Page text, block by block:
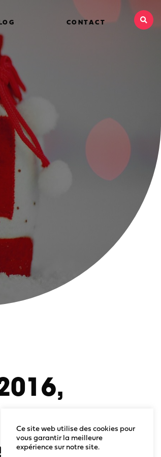
CONTACT
Ce site web utilise des cookies pour
vous garantir la meilleure
expérience sur notre site.